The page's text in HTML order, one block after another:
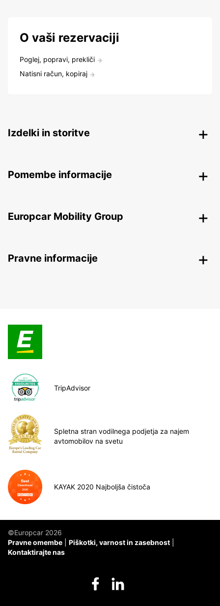
O vaši rezervaciji
Poglej, popravi, prekliči
Natisni račun, kopiraj
Izdelki in storitve
Pomembe informacije
Europcar Mobility Group
Pravne informacije
TripAdvisor
Spletna stran vodilnega podjetja za najem
avtomobilov na svetu
KAYAK 2020 Najboljša čistoča
©Europcar 2026
Pravne omembe
Piškotki, varnost in zasebnost
Kontaktirajte nas